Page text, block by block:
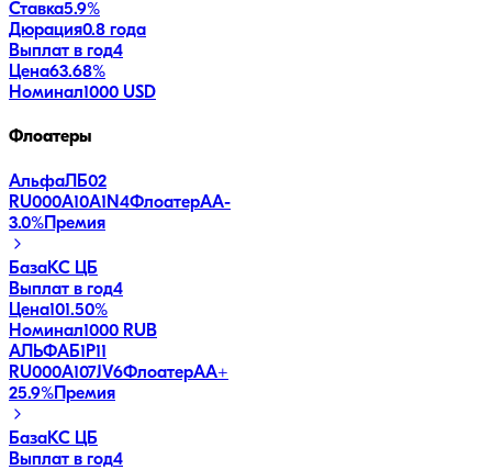
Ставка5.9%
Дюрация0.8 года
Выплат в год4
Цена63.68%
Номинал1000 USD
Флоатеры
АльфаЛБ02
RU000A10A1N4ФлоатерAA-
3.0%Премия
БазаКС ЦБ
Выплат в год4
Цена101.50%
Номинал1000 RUB
АЛЬФАБ1Р11
RU000A107JV6ФлоатерAA+
25.9%Премия
БазаКС ЦБ
Выплат в год4